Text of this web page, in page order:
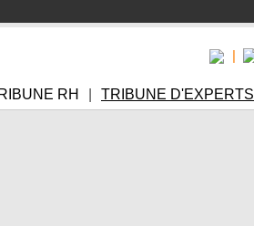
RH TRIBUNE D'EXPERTS